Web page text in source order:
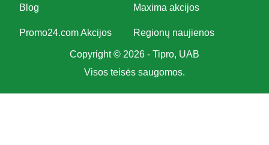
Blog Maxima akcijos
Promo24.com Akcijos Regionų naujienos
Copyright © 2026 - Tipro, UAB
Visos teisės saugomos.